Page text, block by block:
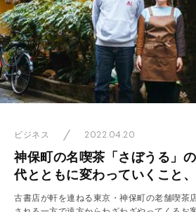
ビジネス 2022.04.20
神保町の名喫茶「さぼうる」
代とともに変わっていくこと
古書店が軒を連ねる東京・神保町の老舗喫茶